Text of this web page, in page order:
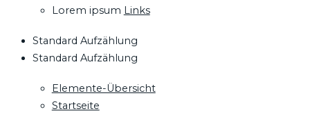
Lorem ipsum Links
Standard Aufzählung
Standard Aufzählung
Elemente-Übersicht
Startseite